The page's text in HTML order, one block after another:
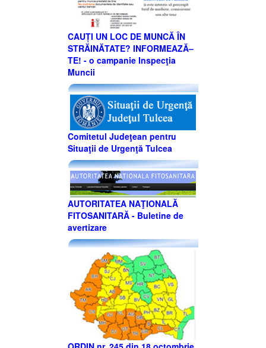
CAUȚI UN LOC DE MUNCĂ ÎN
STRĂINĂTATE? INFORMEAZĂ–
TE! - o campanie Inspecţia
Muncii
Comitetul Judeţean pentru
Situaţii de Urgenţă Tulcea
AUTORITATEA NAŢIONALĂ
FITOSANITARĂ - Buletine de
avertizare